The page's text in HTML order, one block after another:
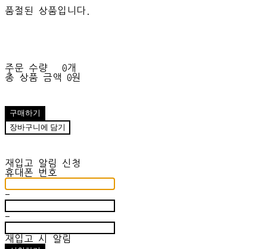
품절된 상품입니다.
주문 수량
0개
총 상품 금액
0원
구매하기
장바구니에 담기
재입고 알림 신청
휴대폰 번호
-
-
재입고 시 알림